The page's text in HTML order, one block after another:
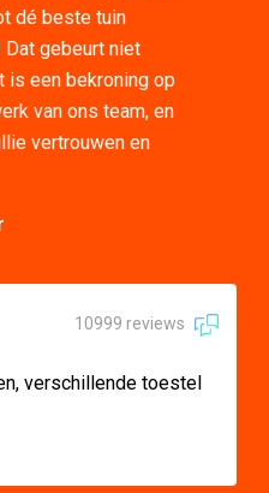
dé beste tuin
gebeurt niet
is een bekroning op
van ons team, en
vertrouwen en
10999 reviews
verschillende toestel